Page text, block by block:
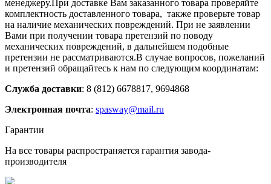
менеджеру.При доставке Вам заказанного товара проверяйте
комплектность доставленного товара, также проверьте товар
на наличие механических повреждений. При не заявлении
Вами при получении товара претензий по поводу
механических повреждений, в дальнейшем подобные
претензии не рассматриваются.В случае вопросов, пожеланий
и претензий обращайтесь к нам по следующим координатам:
Служба доставки: 8 (812) 6678817, 9694868
Электронная почта: spasway@mail.ru
Гарантии
На все товары распространяется гарантия завода-
производителя